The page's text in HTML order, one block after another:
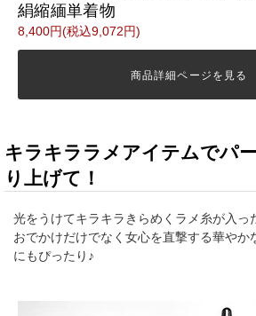
絹縮緬単着物
8,400円(税込9,072円)
商品詳細ページを見る
キラキララメアイテムでパ
り上げて！
光をうけてキラキラきらめくラメ糸が入っ
おでかけだけでなく女心を直撃する華やか
にもぴったり♪